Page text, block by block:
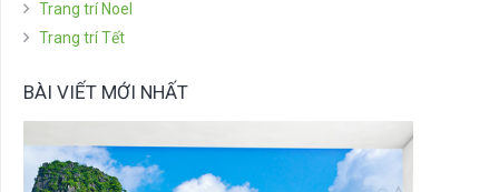
Trang trí Noel
Trang trí Tết
BÀI VIẾT MỚI NHẤT